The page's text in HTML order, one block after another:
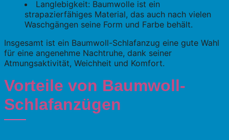
Langlebigkeit: Baumwolle ist ein
strapazierfähiges Material, das auch nach vielen
Waschgängen seine Form und Farbe behält.
Insgesamt ist ein Baumwoll-Schlafanzug eine gute Wahl
für eine angenehme Nachtruhe, dank seiner
Atmungsaktivität, Weichheit und Komfort.
Vorteile von Baumwoll-
Schlafanzügen